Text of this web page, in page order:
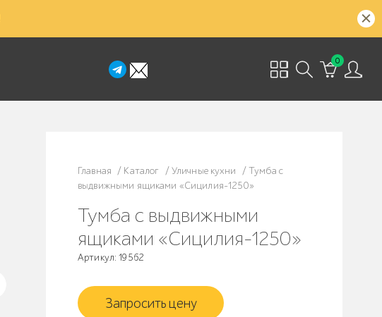
0
Главная / Каталог /Уличные кухни /Тумба с
выдвижными ящиками «Сицилия-1250»
Тумба с выдвижными
ящиками «Сицилия-1250»
Артикул: 19562
Запросить цену